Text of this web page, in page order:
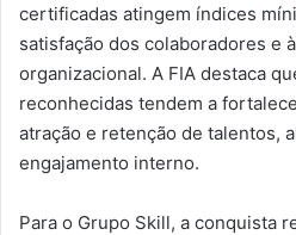
certificadas atingem índices
satisfação dos colaboradores e
organizacional. A FIA destaca
reconhecidas tendem a
atração e retenção de talentos,
engajamento interno.
Para o Grupo Skill, a conquista